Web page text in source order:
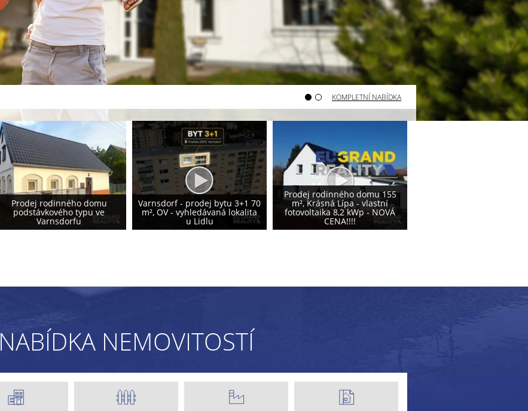
KOMPLETNÍ NABÍDKA
Varnsdorf - prodej bytu 3+1 70
m², OV - vyhledávaná lokalita
u Lidlu
Prodej rodinného domu 155
m², Krásná Lípa - vlastní
fotovoltaika 8,2 kWp - NOVÁ
CENA!!!!
Varnsdorf - prodej pozemku
800 m²
NABÍDKA NEMOVITOSTÍ